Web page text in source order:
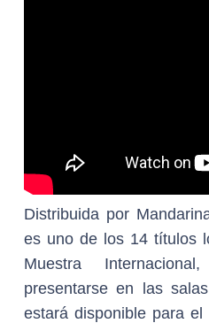
Distribuida por
es uno de los 14 títulos
Muestra
presentarse en las
estará disponible para